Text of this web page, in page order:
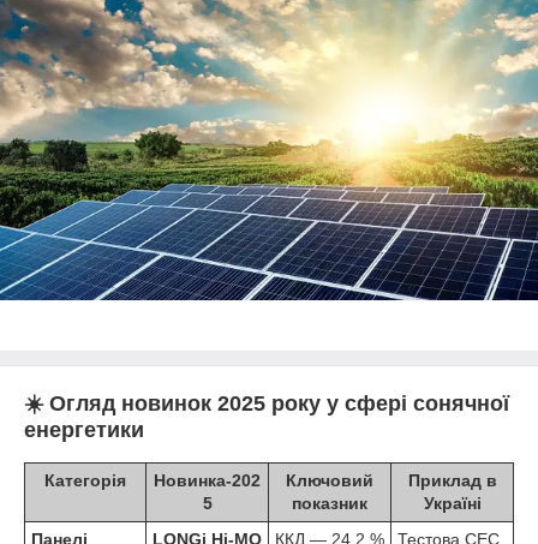
☀️ Огляд новинок 2025 року у сфері сонячної
енергетики
Категорія
Новинка-202
5
Ключовий
показник
Приклад в
Україні
Панелі
LONGi Hi-MO
ККД — 24,2 %
Тестова СЕС